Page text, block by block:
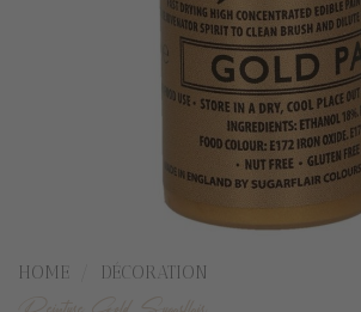
HOME DÉCORATION